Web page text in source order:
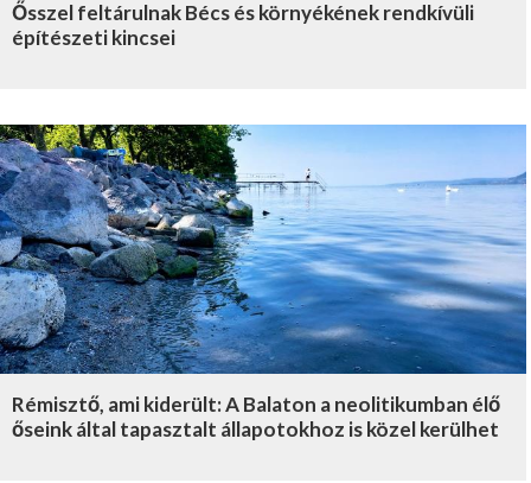
Ősszel feltárulnak Bécs és környékének rendkívüli
építészeti kincsei
Rémisztő, ami kiderült: A Balaton a neolitikumban élő
őseink által tapasztalt állapotokhoz is közel kerülhet